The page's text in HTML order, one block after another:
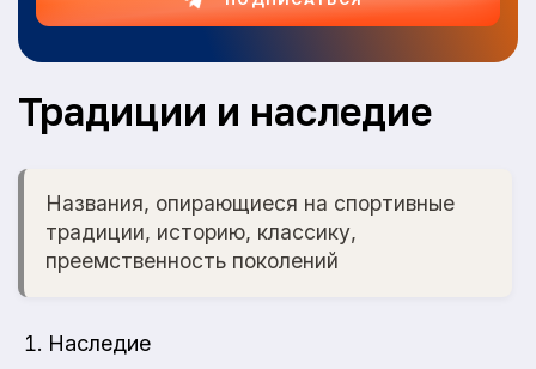
Традиции и наследие
Названия, опирающиеся на спортивные
традиции, историю, классику,
преемственность поколений
Наследие